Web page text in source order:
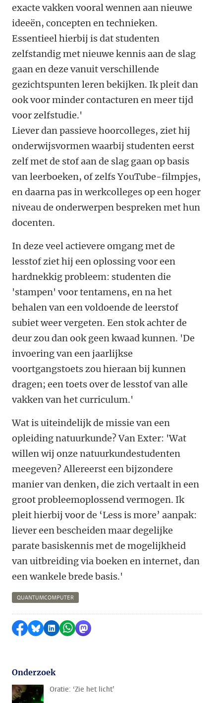
exacte vakken vooral wennen aan nieuwe
ideeën, concepten en technieken.
Essentieel hierbij is dat studenten
zelfstandig met nieuwe kennis aan de slag
gaan en deze vanuit verschillende
gezichtspunten leren bekijken. Ik pleit dan
ook voor minder contacturen en meer tijd
voor zelfstudie.'
Liever dan passieve hoorcolleges, ziet hij
onderwijsvormen waarbij studenten eerst
zelf met de stof aan de slag gaan op basis
van leerboeken, of zelfs YouTube-filmpjes,
en daarna pas in werkcolleges op een hoger
niveau de onderwerpen bespreken met hun
docenten.
In deze veel actievere omgang met de
lesstof ziet hij een oplossing voor een
hardnekkig probleem: studenten die
'stampen' voor tentamens, en na het
behalen van een voldoende de leerstof
subiet weer vergeten. Een stok achter de
deur zou dan ook geen kwaad kunnen. 'De
invoering van een jaarlijkse
voortgangstoets zou hieraan bij kunnen
dragen; een toets over de lesstof van alle
vakken van het curriculum.'
Wat is uiteindelijk de missie van een
opleiding natuurkunde? Van Exter: 'Wat
willen wij onze natuurkundestudenten
meegeven? Allereerst een bijzondere
manier van denken, die zich vertaalt in een
groot probleemoplossend vermogen. Ik
pleit hierbij voor de ‘Less is more’ aanpak:
liever een bescheiden maar degelijke
parate basiskennis met de mogelijkheid
van uitbreiding via boeken en internet, dan
een wankele brede basis.'
QUANTUMCOMPUTER
Delen op Facebook
Delen via Bluesky
Delen op LinkedIn
Delen via WhatsApp
Delen via Mastodon
Onderzoek
Oratie: ‘Zie het licht’